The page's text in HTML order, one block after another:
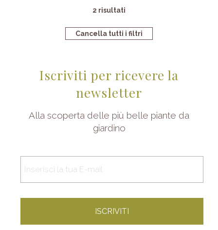
2 risultati
Cancella tutti i filtri
Iscriviti per ricevere la
newsletter
Alla scoperta delle più belle piante da
giardino